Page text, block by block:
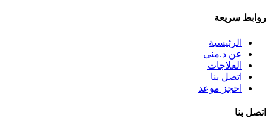
روابط سريعة
الرئيسية
عن د.منى
العلاجات
اتصل بنا
احجز موعد
اتصل بنا